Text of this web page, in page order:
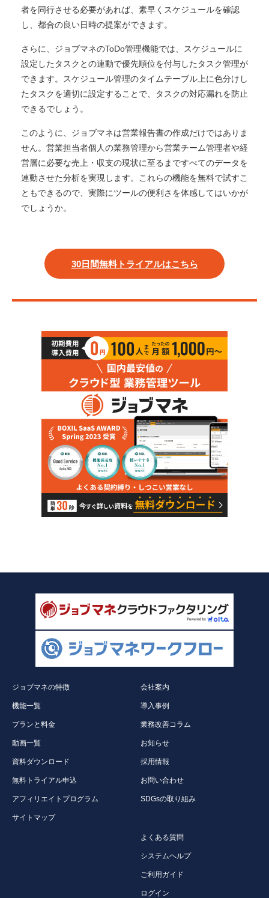
者を同行させる必要があれば、素早くスケジュールを確認
し、都合の良い日時の提案ができます。
さらに、ジョブマネのToDo管理機能では、スケジュールに
設定したタスクとの連動で優先順位を付与したタスク管理が
できます。スケジュール管理のタイムテーブル上に色分けし
たタスクを適切に設定することで、タスクの対応漏れを防止
できるでしょう。
このように、ジョブマネは営業報告書の作成だけではありま
せん。営業担当者個人の業務管理から営業チーム管理者や経
営層に必要な売上・収支の現状に至るまですべてのデータを
連動させた分析を実現します。これらの機能を無料で試すこ
ともできるので、実際にツールの便利さを体感してはいかが
でしょうか。
30日間無料トライアルはこちら
ジョブマネの特徴
機能一覧
プランと料金
動画一覧
資料ダウンロード
無料トライアル申込
アフィリエイトプログラム
サイトマップ
会社案内
導入事例
業務改善コラム
お知らせ
採用情報
お問い合わせ
SDGsの取り組み
よくある質問
システムヘルプ
ご利用ガイド
ログイン